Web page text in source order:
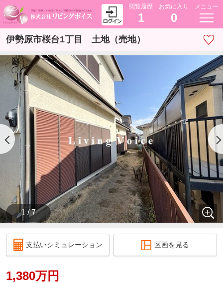
閲覧履歴
1
お気に入り
0
メニュー
伊勢原市桜台1丁目 土地（売地）
1 / 7
支払いシミュレーション 区画を見る
1,380万円